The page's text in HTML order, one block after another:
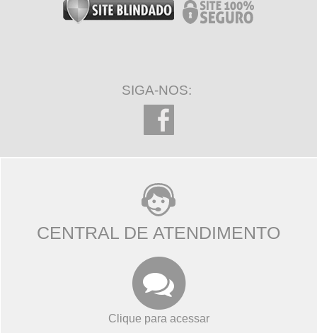
SIGA-NOS:
CENTRAL DE ATENDIMENTO
Clique para acessar